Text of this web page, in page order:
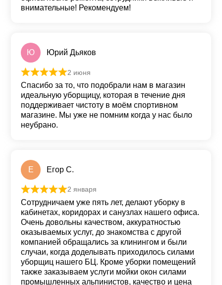
внимательные! Рекомендуем!
Ю Юрий Дьяков
Оценка
2 июня
Спасибо за то, что подобрали нам в магазин
идеальную уборщицу, которая в течение дня
поддерживает чистоту в моём спортивном
магазине. Мы уже не помним когда у нас было
неубрано.
Е Егор С.
Оценка из 5
2 января
Сотрудничаем уже пять лет, делают уборку в
кабинетах, коридорах и санузлах нашего офиса.
Очень довольны качеством, аккуратностью
оказываемых услуг, до знакомства с другой
компанией обращались за клинингом и были
случаи, когда доделывать приходилось силами
уборщиц нашего БЦ. Кроме уборки помещений
также заказываем услуги мойки окон силами
промышленных альпинистов, качество и цена